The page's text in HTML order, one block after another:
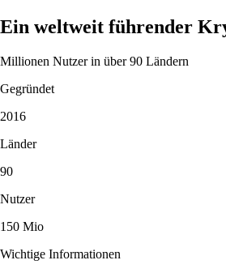
Ein weltweit führender
Millionen Nutzer in über 90 Ländern
Gegründet
2016
Länder
90
Nutzer
150 Mio
Wichtige Informationen